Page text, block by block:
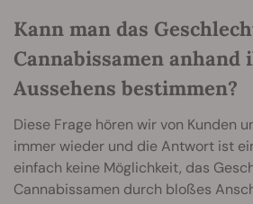
Kann man das
Cannabissamen anhand
Aussehens bestimmen?
Diese Frage hören wir von Kunden
immer wieder und die Antwort ist
einfach keine Möglichkeit, das
Cannabissamen durch bloßes